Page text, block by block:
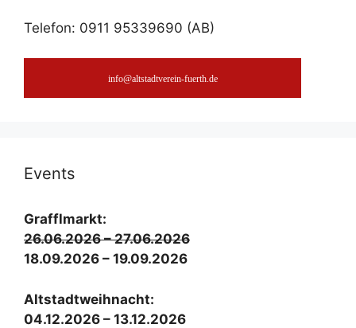
Telefon: 0911 95339690 (AB)
info@altstadtverein-fuerth.de
Events
Graf­fl­markt:
26.06.2026 – 27.06.2026
18.09.2026 – 19.09.2026
Alt­stadt­weih­nacht:
04.12.2026 – 13.12.2026